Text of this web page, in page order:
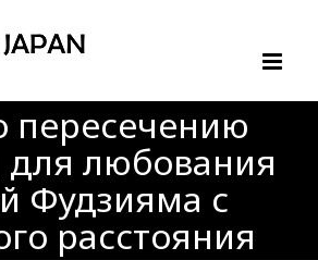
пересечению
любования
Фудзияма с
расстояния